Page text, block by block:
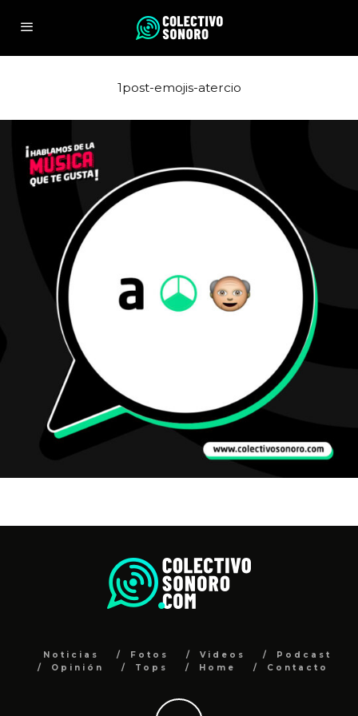
1post-emojis-atercio
Noticias Fotos Videos
Podcast
Opinión
Tops Home Contacto